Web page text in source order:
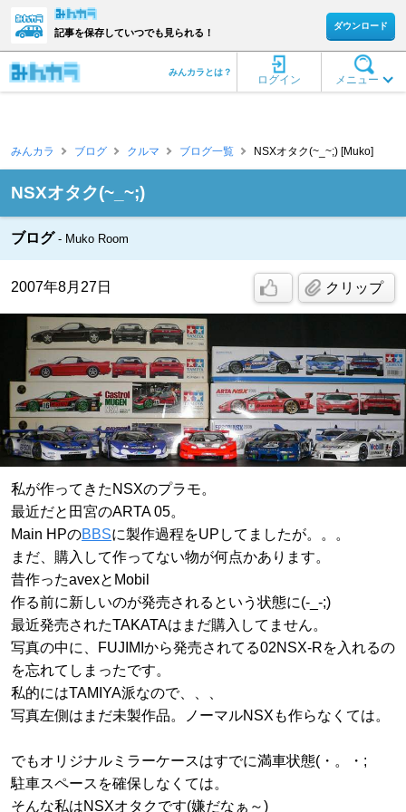
記事を保存していつでも見られる！
ダウンロード
メニュー
ログイン
みんカラとは？
みんカラ ブログ クルマ ブログ一覧 NSXオタク(~_~;) [Muko]
NSXオタク(~_~;)
ブログ Muko Room
2007年8月27日 クリップ
私が作ってきたNSXのプラモ。
最近だと田宮のARTA 05。
Main HPのBBSに製作過程をUPしてましたが。。。
まだ、購入して作ってない物が何点かあります。
昔作ったavexとMobil
作る前に新しいのが発売されるという状態に(-_-;)
最近発売されたTAKATAはまだ購入してません。
写真の中に、FUJIMIから発売されてる02NSX-Rを入れるの
を忘れてしまったです。
私的にはTAMIYA派なので、、、
写真左側はまだ未製作品。ノーマルNSXも作らなくては。
でもオリジナルミラーケースはすでに満車状態(・。・;
駐車スペースを確保しなくては。
そんな私はNSXオタクです(嫌だなぁ～)